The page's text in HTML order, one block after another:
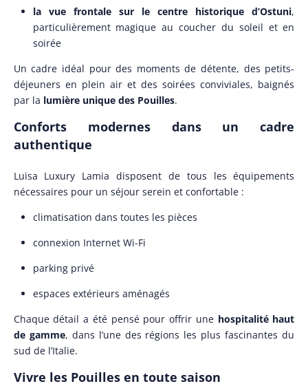
la vue frontale sur le centre historique d’Ostuni,
particulièrement magique au coucher du soleil et en
soirée
Un cadre idéal pour des moments de détente, des petits-
déjeuners en plein air et des soirées conviviales, baignés
par la lumière unique des Pouilles.
Conforts modernes dans un cadre
authentique
Luisa Luxury Lamia disposent de tous les équipements
nécessaires pour un séjour serein et confortable :
climatisation dans toutes les pièces
connexion Internet Wi-Fi
parking privé
espaces extérieurs aménagés
Chaque détail a été pensé pour offrir une hospitalité haut
de gamme, dans l’une des régions les plus fascinantes du
sud de l’Italie.
Vivre les Pouilles en toute saison